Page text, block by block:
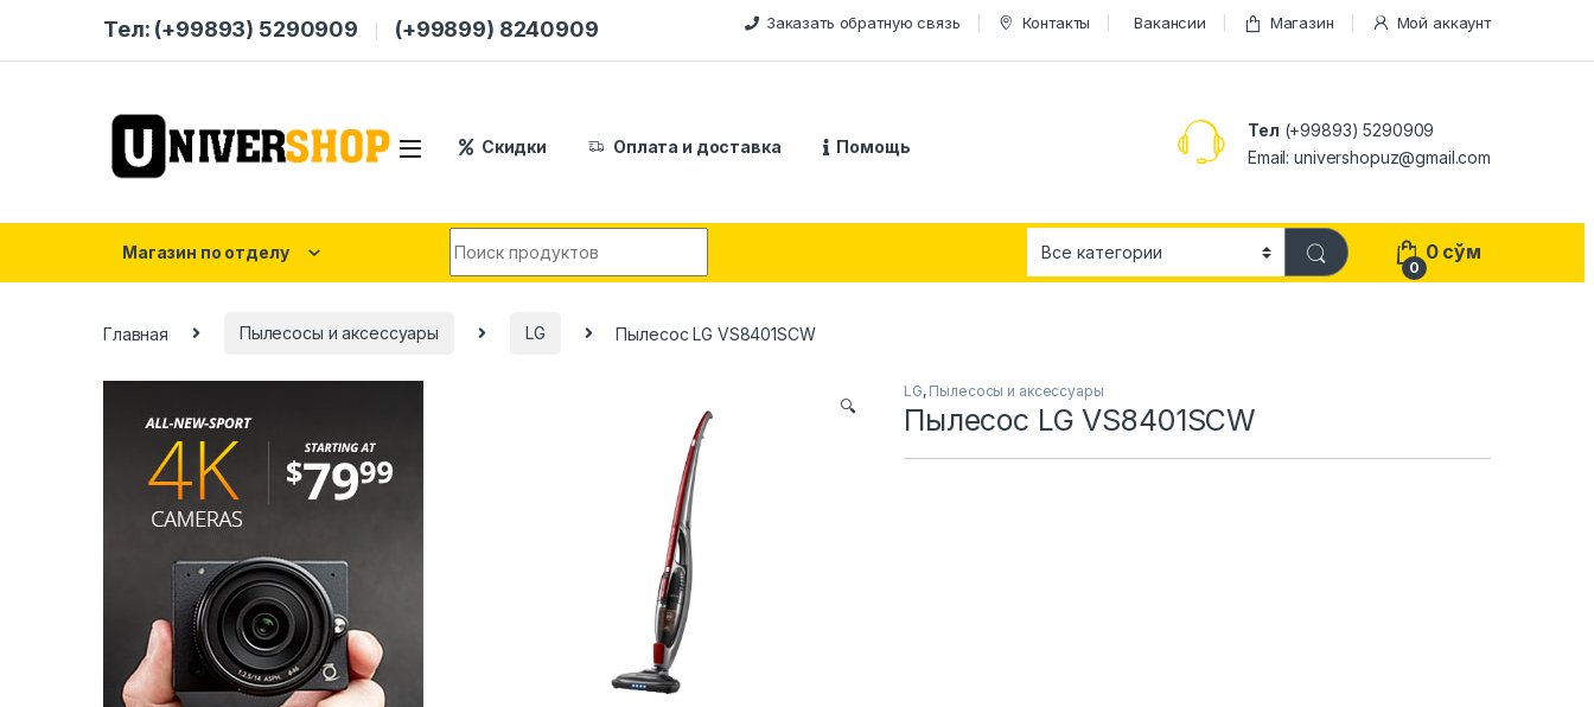
Тел: (+99893) 5290909 (+99899) 8240909 Заказать обратную связь Контакты Вакансии Магазин Мой аккаунт
Скидки Оплата и доставка Помощь
Тел (+99893) 5290909
Email: univershopuz@gmail.com
Магазин по отделу
0
0 сўм
Главная Пылесосы и аксессуары LG Пылесос LG VS8401SCW
🔍
LG, Пылесосы и аксессуары
Пылесос LG VS8401SCW